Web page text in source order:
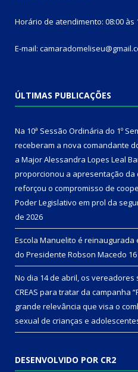
Horário de atendimento: 08:00 às
E-mail:
ÚLTIMAS PUBLICAÇÕES
Na 10ª Sessão Ordinária do 1º
receberam a nova comandante
a Major Alessandra Lopes Leal
proporcionou a apresentação
reforçou o compromisso de
Poder Legislativo em prol da
de 2026
Escola Manuelito é reinaugurada
do Presidente Robson Macedo
No dia 14 de abril, os
CREAS para tratar da campanha
grande relevância que visa o
sexual de crianças e
DESENVOLVIDO POR CR2